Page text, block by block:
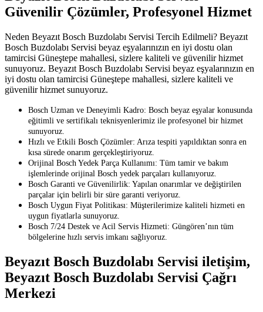
Güvenilir Çözümler, Profesyonel Hizmet
Neden Beyazıt Bosch Buzdolabı Servisi Tercih Edilmeli? Beyazıt
Bosch Buzdolabı Servisi beyaz eşyalarınızın en iyi dostu olan
tamircisi Güneştepe mahallesi, sizlere kaliteli ve güvenilir hizmet
sunuyoruz. Beyazıt Bosch Buzdolabı Servisi beyaz eşyalarınızın en
iyi dostu olan tamircisi Güneştepe mahallesi, sizlere kaliteli ve
güvenilir hizmet sunuyoruz.
Bosch Uzman ve Deneyimli Kadro: Bosch beyaz eşyalar konusunda
eğitimli ve sertifikalı teknisyenlerimiz ile profesyonel bir hizmet
sunuyoruz.
Hızlı ve Etkili Bosch Çözümler: Arıza tespiti yapıldıktan sonra en
kısa sürede onarım gerçekleştiriyoruz.
Orijinal Bosch Yedek Parça Kullanımı: Tüm tamir ve bakım
işlemlerinde orijinal Bosch yedek parçaları kullanıyoruz.
Bosch Garanti ve Güvenilirlik: Yapılan onarımlar ve değiştirilen
parçalar için belirli bir süre garanti veriyoruz.
Bosch Uygun Fiyat Politikası: Müşterilerimize kaliteli hizmeti en
uygun fiyatlarla sunuyoruz.
Bosch 7/24 Destek ve Acil Servis Hizmeti: Güngören’nın tüm
bölgelerine hızlı servis imkanı sağlıyoruz.
Beyazıt Bosch Buzdolabı Servisi iletişim,
Beyazıt Bosch Buzdolabı Servisi Çağrı
Merkezi